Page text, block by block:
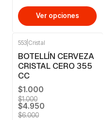
Ver opciones
553 Cristal
BOTELLÍN CERVEZA
CRISTAL CERO 355
CC
$1.000
$1.000
$4.950
$6.000